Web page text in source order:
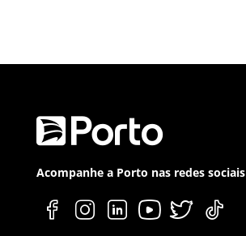
Acompanhe a Porto nas redes sociais